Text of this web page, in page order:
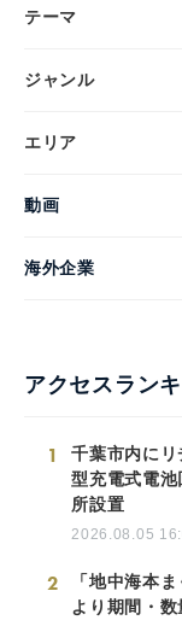
テーマ
ジャンル
エリア
動画
海外企業
アクセスラン
1
千葉市内に
型充電式電
所設置
2026.08.05
2
「地中海本
より期間・